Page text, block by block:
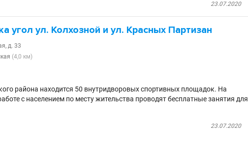
23.07.2020
угол ул. Колхозной и ул. Красных Партизан
д. 33
(4,0 км)
района находится 50 внутридворовых спортивных площадок. На
с населением по месту жительства проводят бесплатные занятия для
23.07.2020